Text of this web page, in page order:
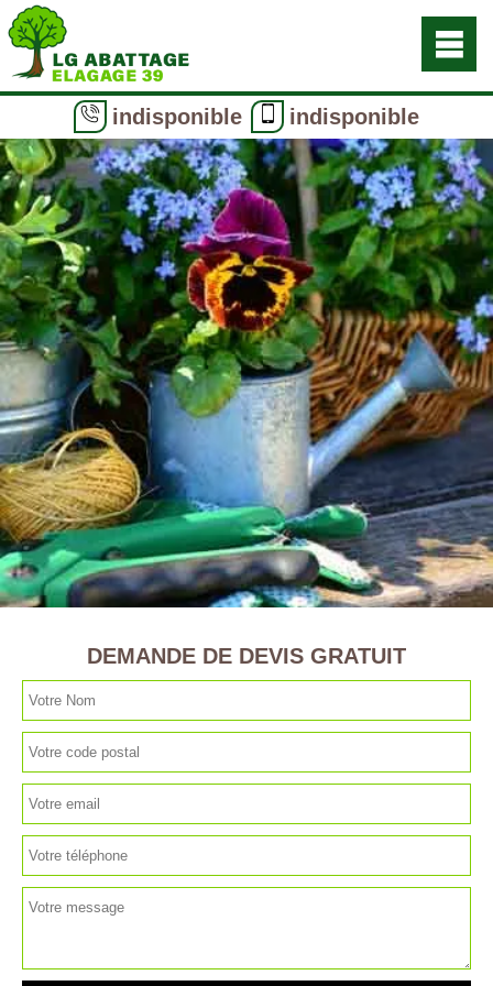
indisponible indisponible
DEMANDE DE DEVIS GRATUIT